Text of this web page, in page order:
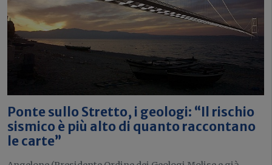
Ponte sullo Stretto, i geologi: “Il rischio
sismico è più alto di quanto raccontano
le carte”